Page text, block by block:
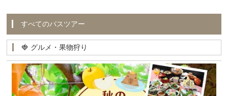
すべてのバスツアー
🍓 グルメ・果物狩り